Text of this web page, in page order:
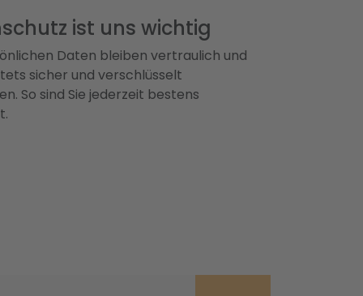
ist uns wichtig
Daten bleiben vertraulich und
sicher und verschlüsselt
So sind Sie jederzeit bestens